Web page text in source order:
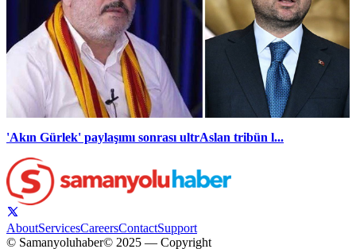
'Akın Gürlek' paylaşımı sonrası ultrAslan tribün l...
AboutServicesCareersContactSupport
© Samanyoluhaber© 2025 — Copyright